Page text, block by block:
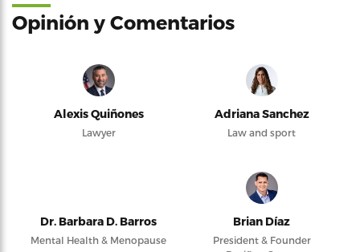
Opinión y Comentarios
Alexis Quiñones
Lawyer
Adriana Sanchez
Law and sport
Dr. Barbara D. Barros
Mental Health & Menopause
Brian Díaz
President & Founder